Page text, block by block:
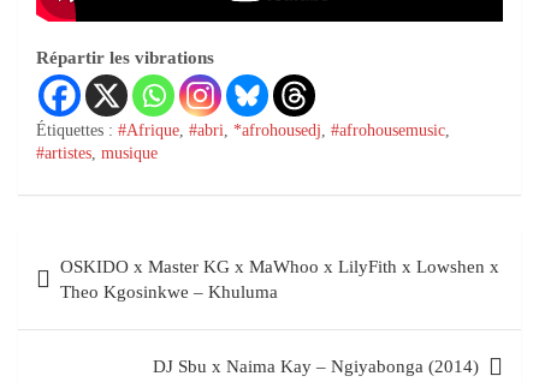
Répartir les vibrations
Étiquettes : #Afrique, #abri, *afrohousedj, #afrohousemusic,
#artistes, musique
OSKIDO x Master KG x MaWhoo x LilyFith x Lowshen x
Theo Kgosinkwe – Khuluma
DJ Sbu x Naima Kay – Ngiyabonga (2014)